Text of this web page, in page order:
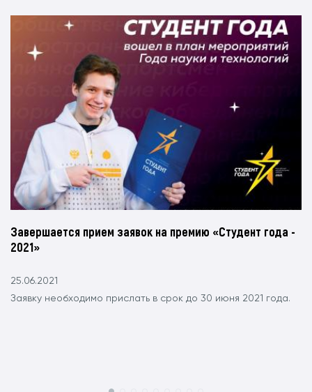
Завершается прием заявок на премию «Студент года -
2021»
25.06.2021
Заявку необходимо прислать в срок до 30 июня 2021 года.